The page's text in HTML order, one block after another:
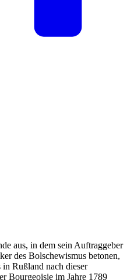
aus, in dem sein Auftraggeber
des Bolschewismus betonen,
Rußland nach dieser
Bourgeoisie im Jahre 1789